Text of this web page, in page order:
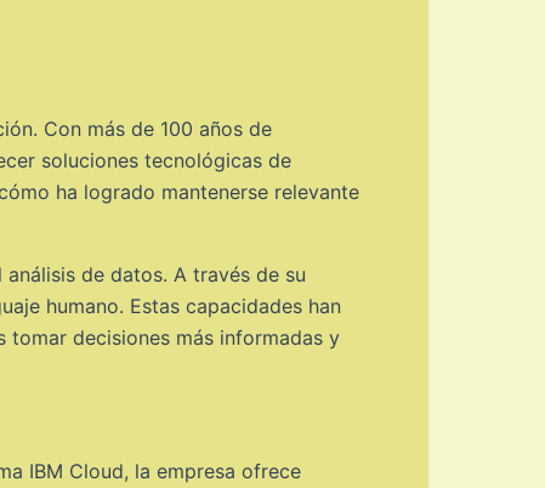
Con más de 100 años de
soluciones tecnológicas de
ha logrado mantenerse relevante
de datos. A través de su
humano. Estas capacidades han
tomar decisiones más informadas y
IBM Cloud, la empresa ofrece